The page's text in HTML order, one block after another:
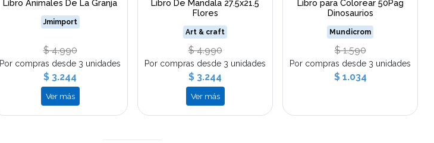
Libro Animales De La Granja
Jmimport
$ 4.990
Por compras desde 3 unidades
$ 3.244
Ver más
Libro De Mandala 27.5x21.5
Flores
Art & craft
$ 4.990
Por compras desde 3 unidades
$ 3.244
Ver más
Libro para Colorear 50Pag
Dinosaurios
Mundicrom
$ 1.590
Por compras desde 3 unidades
$ 1.034